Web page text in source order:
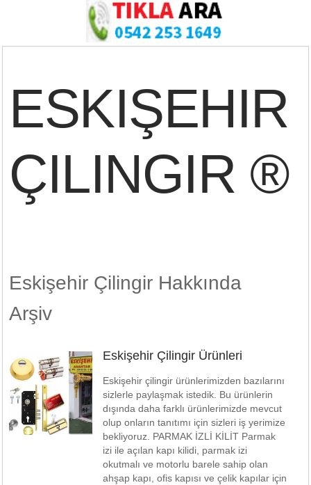
ESKIŞEHIR
ÇILINGIR ®
Eskişehir Çilingir Hakkında
Arşiv
Eskişehir Çilingir Ürünleri
Eskişehir çilingir ürünlerimizden bazılarını
sizlerle paylaşmak istedik. Bu ürünlerin
dışında daha farklı ürünlerimizde mevcut
olup onların tanıtımı için sizleri iş yerimize
bekliyoruz. PARMAK İZLİ KİLİT Parmak
izi ile açılan kapı kilidi, parmak izi
okutmalı ve motorlu barele sahip olan
ahşap kapı, ofis kapısı ve çelik kapılar için